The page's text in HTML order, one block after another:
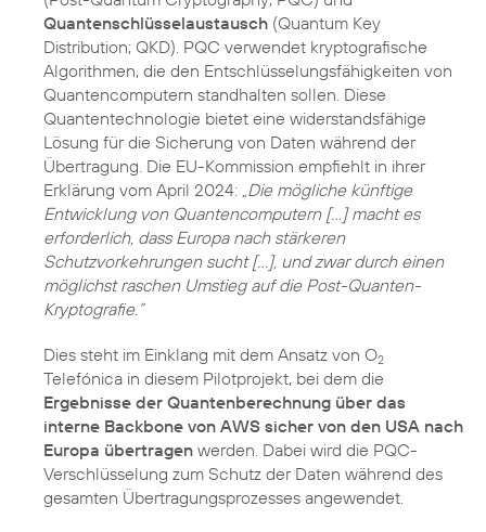
Quantenschlüsselaustausch (Quantum Key
Distribution; QKD). PQC verwendet kryptografische
Algorithmen, die den Entschlüsselungsfähigkeiten von
Quantencomputern standhalten sollen. Diese
Quantentechnologie bietet eine widerstandsfähige
Lösung für die Sicherung von Daten während der
Übertragung. Die EU-Kommission empfiehlt in ihrer
Erklärung vom April 2024: „Die mögliche künftige
Entwicklung von Quantencomputern [...] macht es
erforderlich, dass Europa nach stärkeren
Schutzvorkehrungen sucht […], und zwar durch einen
möglichst raschen Umstieg auf die Post-Quanten-
Kryptografie.“
Dies steht im Einklang mit dem Ansatz von O2
Telefónica in diesem Pilotprojekt, bei dem die
Ergebnisse der Quantenberechnung über das
interne Backbone von AWS sicher von den USA nach
Europa übertragen werden. Dabei wird die PQC-
Verschlüsselung zum Schutz der Daten während des
gesamten Übertragungsprozesses angewendet.